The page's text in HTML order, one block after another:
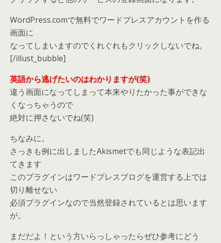
WordPress.comで無料でワードプレスアカウントを作る
画面に
なってしまいますのでくれぐれもクリックしないでね。
[/illust_bubble]
英語から逃げたいのはわかりますが(笑)
違う画面になってしまって本来やりたかった事ができな
くなっちゃうので
絶対に押さないでね(笑)
ちなみに。
さっきも例に出しましたAkismetでも同じような表記出
てきます
このプラグインはワードプレスブログを運営する上では
切り離せない
必須プラグインなので当然登録されているとは思います
が。
まだだよ！という方いらっしゃったらぜひ参考にどう